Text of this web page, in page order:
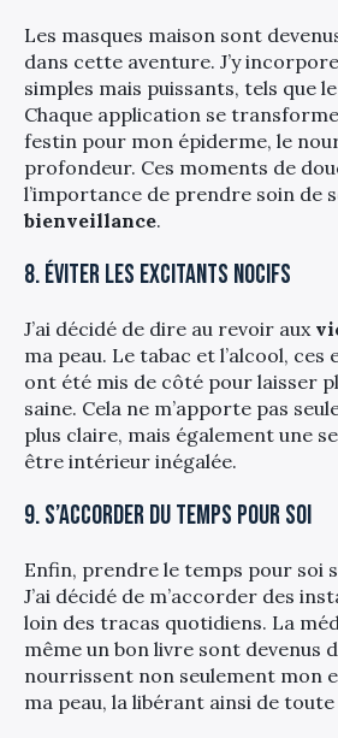
Les masques maison sont
dans cette aventure. J’y
simples mais puissants, tels que
Chaque application se
festin pour mon épiderme, le
profondeur. Ces moments de
l’importance de prendre soin de
bienveillance.
8. Éviter les excitants nocifs
J’ai décidé de dire au revoir aux
ma peau. Le tabac et l’alcool, ces
ont été mis de côté pour laisser
saine. Cela ne m’apporte pas
plus claire, mais également une
être intérieur inégalée.
9. S’accorder du temps pour soi
Enfin, prendre le temps pour soi
J’ai décidé de m’accorder des
loin des tracas quotidiens. La
même un bon livre sont devenus
nourrissent non seulement mon
ma peau, la libérant ainsi de